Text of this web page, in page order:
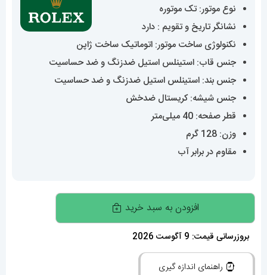
نوع موتور: تک موتوره
نشانگر تاریخ و تقویم : دارد
نکنولوژی ساخت موتور: اتوماتیک ساخت ژاپن
جنس قاب: استینلس استیل ضدزنگ و ضد حساسیت
جنس بند: استینلس استیل ضدزنگ و ضد حساسیت
جنس شیشه: کریستال ضدخش
قطر صفحه: 40 میلی‌متر
وزن: 128 گرم
مقاوم در برابر آب
ساعت
رولکس
مردانه
مدل
افزودن به سبد خرید
بروزرسانی قیمت: 9 آگوست 2026
راهنمای اندازه گیری